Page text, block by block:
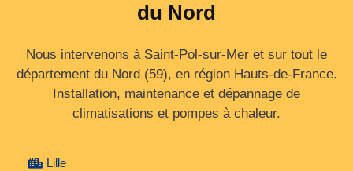
du Nord
Nous intervenons à Saint-Pol-sur-Mer et sur tout le
département du Nord (59), en région Hauts‑de‑France.
Installation, maintenance et dépannage de
climatisations et pompes à chaleur.
Lille